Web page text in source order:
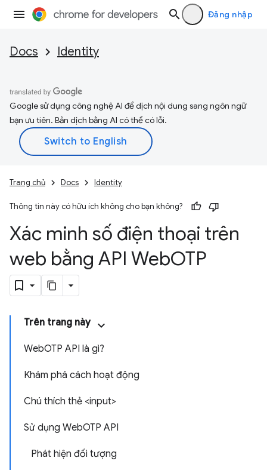
Đăng nhập
Docs Identity
Google sử dụng công nghệ AI để dịch nội dung sang ngôn ngữ
bạn ưu tiên. Bản dịch bằng AI có thể có lỗi.
Trang chủ Docs Identity
Thông tin này có hữu ích không cho bạn không?
Xác minh số điện thoại trên
web bằng API WebOTP
Trên trang này
WebOTP API là gì?
Khám phá cách hoạt động
Chú thích thẻ <input>
Sử dụng WebOTP API
Phát hiện đối tượng